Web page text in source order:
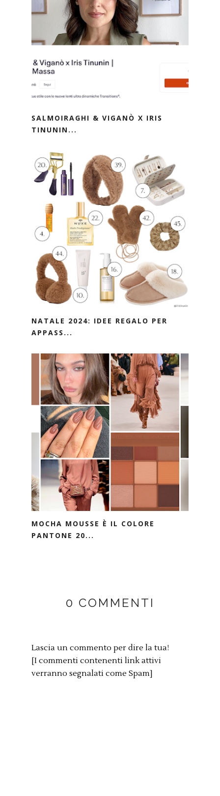
SALMOIRAGHI & VIGANÒ X IRIS
TINUNIN...
NATALE 2024: IDEE REGALO PER
APPASS...
MOCHA MOUSSE È IL COLORE
PANTONE 20...
0 COMMENTI
Lascia un commento per dire la tua!
[I commenti contenenti link attivi
verranno segnalati come Spam]